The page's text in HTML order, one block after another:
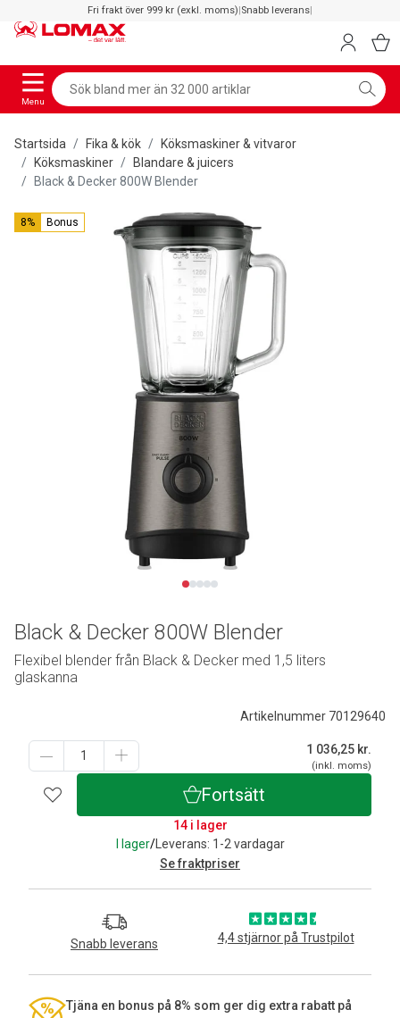
Fri frakt över 999 kr (exkl. moms)|Snabb leverans|
Menu
Startsida Fika & kök
Köksmaskiner & vitvaror
Köksmaskiner
Blandare & juicers
Black & Decker 800W Blender
8% Bonus
Artikelnummer 70129640
1 036,25 kr.
(inkl. moms)
Fortsätt
14 i lager
I lager/Leverans: 1-2 vardagar
Se fraktpriser
Snabb leverans 4,4 stjärnor på Trustpilot
Tjäna en bonus på 8% som ger dig extra rabatt på
Black & Decker 800W Blender
Flexibel blender från Black & Decker med 1,5 liters
glaskanna